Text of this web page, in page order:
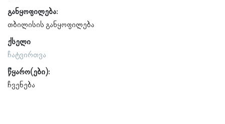
განყოფილება:
თბილისის განყოფილება
ქსელი
ჩატვირთვა
წყარო(ები):
ჩვენება